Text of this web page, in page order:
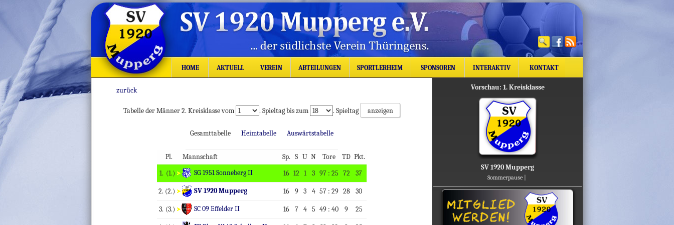
HOME AKTUELL VEREIN ABTEILUNGEN SPORTLERHEIM SPONSOREN INTERAKTIV KONTAKT
zurück
Tabelle der Männer 2. Kreisklasse vom . Spieltag bis zum . Spieltag
Gesamttabelle Heimtabelle Auswärtstabelle
Pl. Mannschaft Sp. S U N Tore TD Pkt.
1. (1.) SG 1951 Sonneberg II 16 12 1 3 97 : 25 72 37
2. (2.) SV 1920 Mupperg 16 9 3 4 57 : 29 28 30
3. (3.) SC 09 Effelder II 16 7 4 5 49 : 40 9 25
Vorschau: 1. Kreisklasse
SV 1920 Mupperg
Sommerpause |